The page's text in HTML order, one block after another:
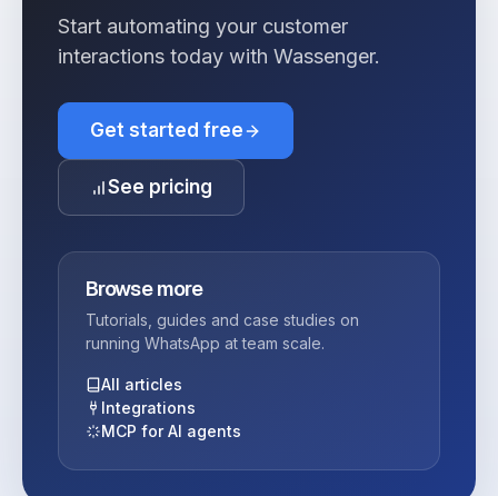
Start automating your customer
interactions today with Wassenger.
Get started free
See pricing
Browse more
Tutorials, guides and case studies on
running WhatsApp at team scale.
All articles
Integrations
MCP for AI agents